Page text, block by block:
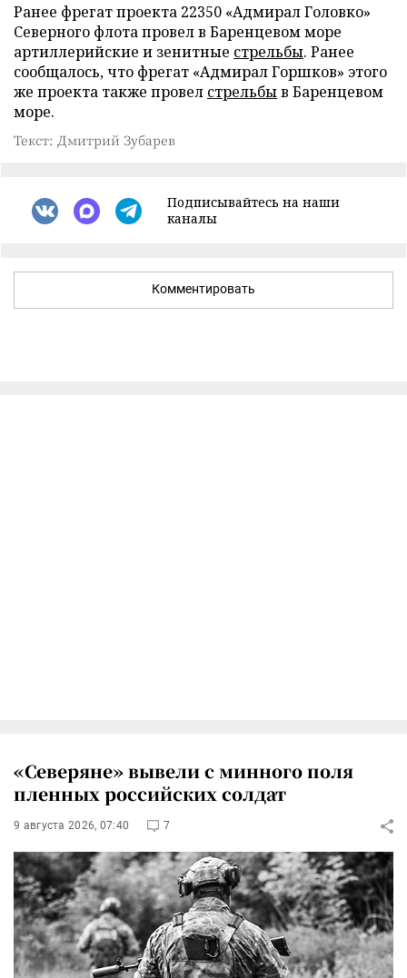
Ранее фрегат проекта 22350 «Адмирал Головко»
Северного флота провел в Баренцевом море
артиллерийские и зенитные стрельбы. Ранее
сообщалось, что фрегат «Адмирал Горшков» этого
же проекта также провел стрельбыв Баренцевом
море.
Текст: Дмитрий Зубарев
Подписывайтесь на наши
каналы
Комментировать
«Северяне» вывели с минного поля
пленных российских солдат
9 августа 2026, 07:40 7